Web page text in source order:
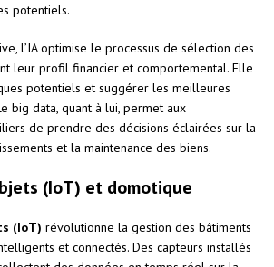
potentiels.
l’IA optimise le processus de sélection des
leur profil financier et comportemental. Elle
potentiels et suggérer les meilleures
big data, quant à lui, permet aux
de prendre des décisions éclairées sur la
et la maintenance des biens.
(IoT) et domotique
(IoT) révolutionne la gestion des bâtiments
et connectés. Des capteurs installés